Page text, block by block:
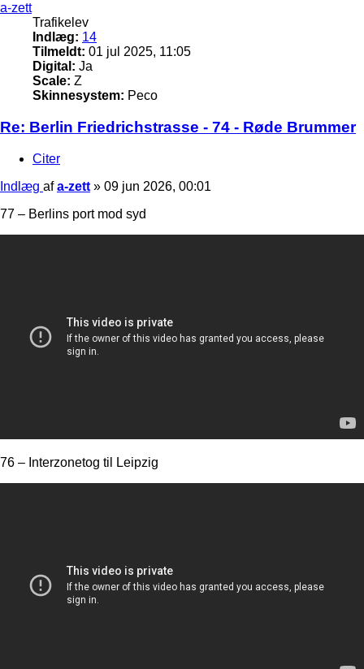
a-zett
Trafikelev
Indlæg: 14
Tilmeldt: 01 jul 2025, 11:05
Digital: Ja
Scale: Z
Skinnesystem: Peco
Re: Berlin Friedrichstrasse - 74 - Røde Brummer
Citer
Indlæg afa-zett » 09 jun 2026, 00:01
77 – Berlins port mod syd
76 – Interzonetog til Leipzig